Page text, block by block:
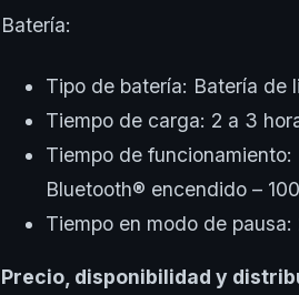
Batería:
Tipo de batería: Batería de
Tiempo de carga: 2 a 3
Tiempo de
Bluetooth® encendido –
Tiempo en modo de pausa:
Precio, disponibilidad y